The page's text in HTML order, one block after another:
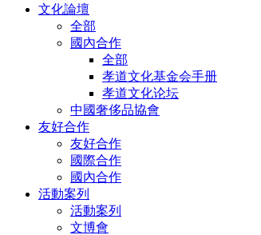
文化論壇
全部
國內合作
全部
孝道文化基金会手册
孝道文化论坛
中國奢侈品協會
友好合作
友好合作
國際合作
國內合作
活動案列
活動案列
文博會